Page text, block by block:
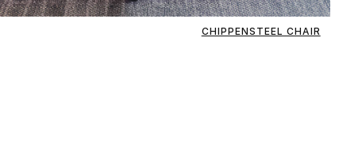
CHIPPENSTEEL CHAIR